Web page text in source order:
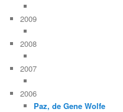
2009
2008
2007
2006
Paz, de Gene Wolfe